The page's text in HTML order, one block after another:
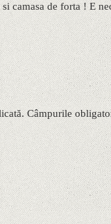
camasa de forta ! E
Câmpurile